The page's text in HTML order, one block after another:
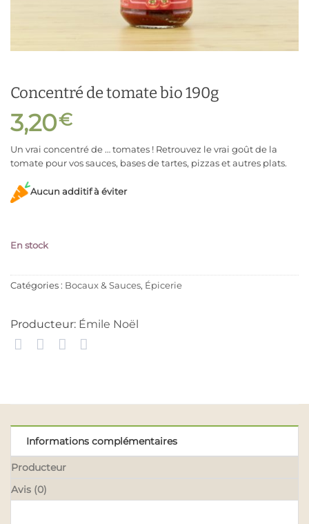
Concentré de tomate bio 190g
3,20€
Un vrai concentré de … tomates ! Retrouvez le vrai goût de la
tomate pour vos sauces, bases de tartes, pizzas et autres plats.
Aucun additif à éviter
En stock
Catégories : Bocaux & Sauces, Épicerie
Producteur: Émile Noël
Informations complémentaires
Producteur
Avis (0)